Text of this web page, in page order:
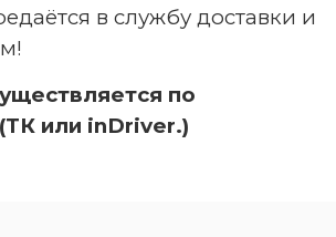
в службу доставки и
по
или inDriver.)